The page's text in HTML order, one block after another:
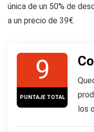
única de un 50% de
a un precio de 39€.
9
PUNTAJE TOTAL
los